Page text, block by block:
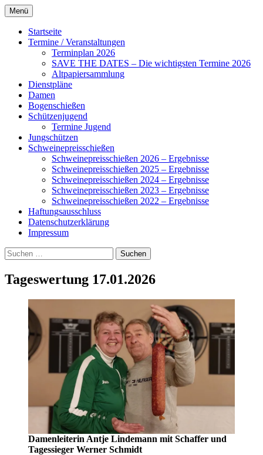
Zum
Inhalt
springen
Schützenverein Ahnsbeck
Ahnsbeck
Menü
Startseite
Termine / Veranstaltungen
Terminplan 2026
SAVE THE DATES – Die wichtigsten Termine 2026
Altpapiersammlung
Dienstpläne
Damen
Bogenschießen
Schützenjugend
Termine Jugend
Jungschützen
Schweinepreisschießen
Schweinepreisschießen 2026 – Ergebnisse
Schweinepreisschießen 2025 – Ergebnisse
Schweinepreisschießen 2024 – Ergebnisse
Schweinepreisschießen 2023 – Ergebnisse
Schweinepreisschießen 2022 – Ergebnisse
Haftungsausschluss
Datenschutzerklärung
Impressum
Suchen
nach:
Tageswertung 17.01.2026
Damenleiterin Antje Lindemann mit Schaffer und
Tagessieger Werner Schmidt